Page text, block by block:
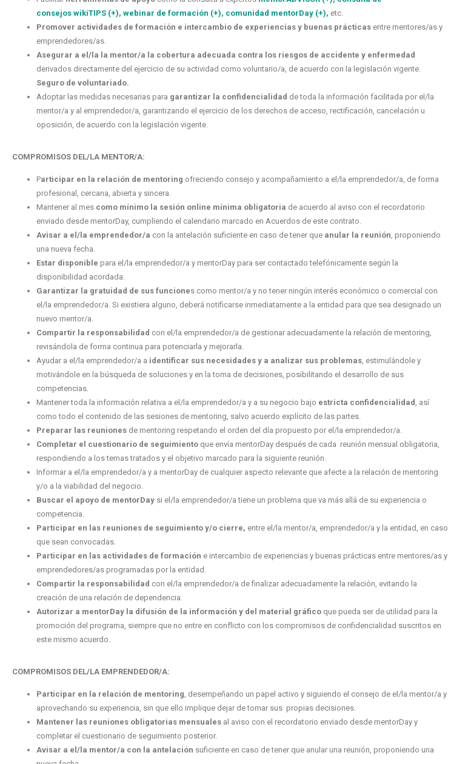
consejos wikiTIPS (+), webinar de formación (+), comunidad mentorDay (+), etc.
Promover actividades de formación e intercambio de experiencias y buenas prácticas entre mentores/as y
emprendedores/as.
Asegurar a el/la la mentor/a la cobertura adecuada contra los riesgos de accidente y enfermedad
derivados directamente del ejercicio de su actividad como voluntario/a, de acuerdo con la legislación vigente.
Seguro de voluntariado.
Adoptar las medidas necesarias para garantizar la confidencialidad de toda la información facilitada por el/la
mentor/a y al emprendedor/a, garantizando el ejercicio de los derechos de acceso, rectificación, cancelación u
oposición, de acuerdo con la legislación vigente.
COMPROMISOS DEL/LA MENTOR/A:
Participar en la relación de mentoring ofreciendo consejo y acompañamiento a el/la emprendedor/a, de forma
profesional, cercana, abierta y sincera.
Mantener al mes como mínimo la sesión online mínima obligatoria de acuerdo al aviso con el recordatorio
enviado desde mentorDay, cumpliendo el calendario marcado en Acuerdos de este contrato.
Avisar a el/la emprendedor/a con la antelación suficiente en caso de tener que anular la reunión, proponiendo
una nueva fecha.
Estar disponible para el/la emprendedor/a y mentorDay para ser contactado telefónicamente según la
disponibilidad acordada.
Garantizar la gratuidad de sus funciones como mentor/a y no tener ningún interés económico o comercial con
el/la emprendedor/a. Si existiera alguno, deberá notificarse inmediatamente a la entidad para que sea designado un
nuevo mentor/a.
Compartir la responsabilidad con el/la emprendedor/a de gestionar adecuadamente la relación de mentoring,
revisándola de forma continua para potenciarla y mejorarla.
Ayudar a el/la emprendedor/a a identificar sus necesidades y a analizar sus problemas, estimulándole y
motivándole en la búsqueda de soluciones y en la toma de decisiones, posibilitando el desarrollo de sus
competencias.
Mantener toda la información relativa a el/la emprendedor/a y a su negocio bajo estricta confidencialidad , así
como todo el contenido de las sesiones de mentoring, salvo acuerdo explícito de las partes.
Preparar las reuniones de mentoring respetando el orden del día propuesto por el/la emprendedor/a.
Completar el cuestionario de seguimiento que envía mentorDay después de cada reunión mensual obligatoria,
respondiendo a los temas tratados y el objetivo marcado para la siguiente reunión.
Informar a el/la emprendedor/a y a mentorDay de cualquier aspecto relevante que afecte a la relación de mentoring
y/o a la viabilidad del negocio.
Buscar el apoyo de mentorDay si el/la emprendedor/a tiene un problema que va más allá de su experiencia o
competencia.
Participar en las reuniones de seguimiento y/o cierre, entre el/la mentor/a, emprendedor/a y la entidad, en caso
que sean convocadas.
Participar en las actividades de formación e intercambio de experiencias y buenas prácticas entre mentores/as y
emprendedores/as programadas por la entidad.
Compartir la responsabilidad con el/la emprendedor/a de finalizar adecuadamente la relación, evitando la
creación de una relación de dependencia.
Autorizar a mentorDay la difusión de la información y del material gráfico que pueda ser de utilidad para la
promoción del programa, siempre que no entre en conflicto con los compromisos de confidencialidad suscritos en
este mismo acuerdo.
COMPROMISOS DEL/LA EMPRENDEDOR/A:
Participar en la relación de mentoring, desempeñando un papel activo y siguiendo el consejo de el/la mentor/a y
aprovechando su experiencia, sin que ello implique dejar de tomar sus propias decisiones.
Mantener las reuniones obligatorias mensuales al aviso con el recordatorio enviado desde mentorDay y
completar el cuestionario de seguimiento posterior.
Avisar a el/la mentor/a con la antelación suficiente en caso de tener que anular una reunión, proponiendo una